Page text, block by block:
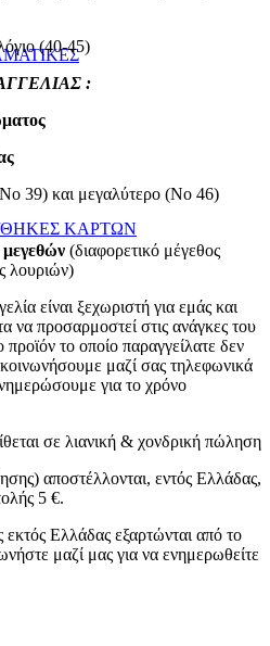
ΚΑΡΤΩΝ
(40-45)
:
39) και μεγαλύτερο (Νο 46)
(διαφορετικό μέγεθος
λουριών)
είναι ξεχωριστή για εμάς και
να προσαρμοστεί στις ανάγκες του
το οποίο παραγγείλατε δεν
μαζί σας τηλεφωνικά
για το χρόνο
σε λιανική & χονδρική πώληση
αποστέλλονται, εντός Ελλάδας,
5 €.
Ελλάδας εξαρτώνται από το
μαζί μας για να ενημερωθείτε